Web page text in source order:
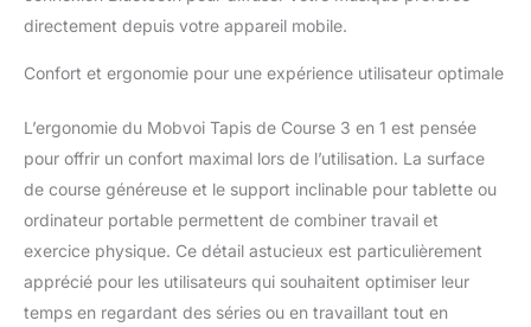
notre dernière innovation
: la zone de course
étendue du nouveau
dispose désormais d'une
largeur de 42 cm (au lieu
de 40,64 cm) et d'une
longueur de 102 cm (au
lieu de 101,6 cm). Passez
au niveau supérieur et
redéfinissez votre
parcours de remise en
forme avec des
directement depuis votre appareil mobile.
Confort et ergonomie pour une expérience utilisateur optimale
L’ergonomie du Mobvoi Tapis de Course 3 en 1 est pensée
pour offrir un confort maximal lors de l’utilisation. La surface
de course généreuse et le support inclinable pour tablette ou
ordinateur portable permettent de combiner travail et
exercice physique. Ce détail astucieux est particulièrement
apprécié pour les utilisateurs qui souhaitent optimiser leur
temps en regardant des séries ou en travaillant tout en